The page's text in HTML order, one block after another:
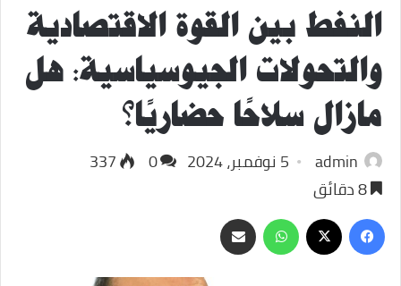
النفط بين القوة الاقتصادية
والتحولات الجيوسياسية: هل
مازال سلاحًا حضاريًا؟
admin 5 نوفمبر، 2024 0
337
فيسبوك
‫X واتسابمشاركة
عبر
البريد